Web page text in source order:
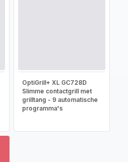
OptiGrill+ XL GC728D
Slimme contactgrill met
grilltang - 9 automatische
programma's